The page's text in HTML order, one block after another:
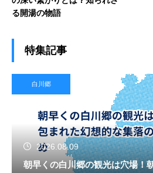
る開湯の物語
特集記事
白川郷
2026.08.09
朝早くの白川郷の観光は穴場！